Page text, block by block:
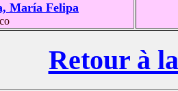
María Felipa
Retour à